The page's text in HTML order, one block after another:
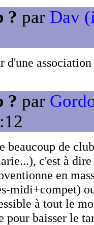
? par Dav
d'une
? par
de
c'est à
en
midi+compet)
à tout le
pour baisser le